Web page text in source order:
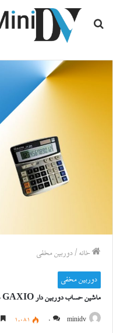
جستجو
خانه /دوربین مخفی
دوربین مخفی
ماشین حساب دوربین دار GAXIO سری GX-5500
minidv
0
1,081